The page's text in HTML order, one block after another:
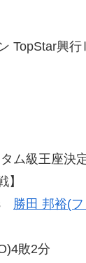
TopStar興
ム級王座決
】
勝田 邦裕(
敗2分